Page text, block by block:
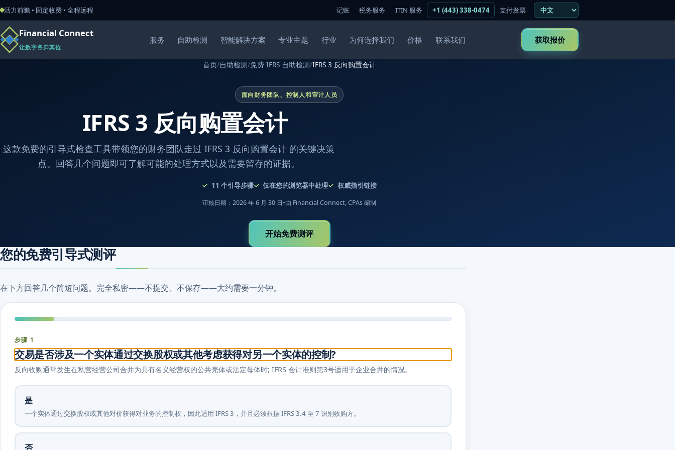
活力前瞻 • 固定收费 • 全程远程 记账 税务服务 ITIN 服务 +1 (443) 338-0474 支付发票
Financial Connect
让数字各归其位
服务 自助检测 智能解决方案 专业主题 行业 为何选择我们 价格 联系我们 获取报价
首页/自助检测/免费 IFRS 自助检测/IFRS 3 反向购置会计
面向财务团队、控制人和审计人员
IFRS 3 反向购置会计
这款免费的引导式检查工具带领您的财务团队走过 IFRS 3 反向购置会计 的关键决策
点。回答几个问题即可了解可能的处理方式以及需要留存的证据。
11 个引导步骤 仅在您的浏览器中处理 权威指引链接
审核日期：2026 年 6 月 30 日•由 Financial Connect, CPAs 编制
开始免费测评
您的免费引导式测评
在下方回答几个简短问题。完全私密——不提交、不保存——大约需要一分钟。
步骤 1
交易是否涉及一个实体通过交换股权或其他考虑获得对另一个实体的控制?
反向收购通常发生在私营经营公司合并为具有名义经营权的公共壳体或法定母体时; IFRS 会计准则第3号适用于企业合并的情况。
是
一个实体通过交换股权或其他对价获得对业务的控制权，因此适用 IFRS 3，并且必须根据 IFRS 3.4 至 7 识别收购方。
否